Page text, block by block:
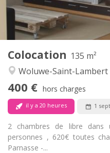
Colocation 135 m²
Woluwe-Saint-Lambert
400 € hors charges
il y a 20 heures 1
2 chambres de libre
personnes , 620€ toutes
Parnasse -...
Calme,